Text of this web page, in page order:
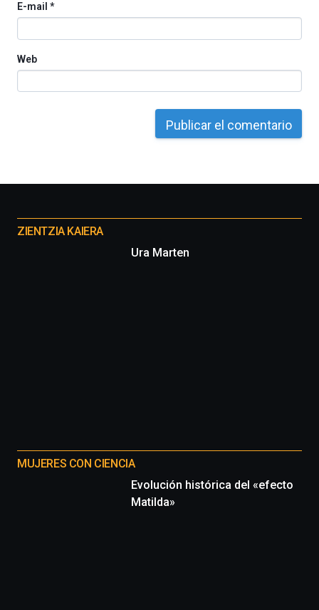
E-mail *
Web
proyectos
ZIENTZIA KAIERA
Ura Marten
MUJERES CON CIENCIA
Evolución histórica del «efecto
Matilda»